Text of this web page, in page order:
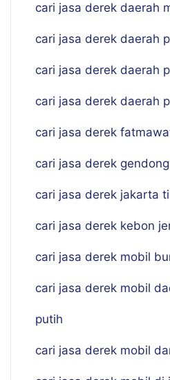
cari jasa derek daerah
cari jasa derek daerah
cari jasa derek daerah
cari jasa derek daerah
cari jasa derek
cari jasa derek
cari jasa derek jakarta
cari jasa derek kebon
cari jasa derek mobil
cari jasa derek mobil
putih
cari jasa derek mobil